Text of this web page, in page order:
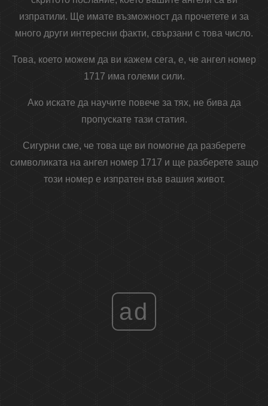
изпратили. Ще имате възможност да прочетете и за
много други интересни факти, свързани с това число.
Това, което можем да ви кажем сега, е, че ангел номер
1717 има големи сили.
Ако искате да научите повече за тях, не бива да
пропускате тази статия.
Сигурни сме, че това ще ви помогне да разберете
символиката на ангел номер 1717 и ще разберете защо
този номер е изпратен във вашия живот.
ad